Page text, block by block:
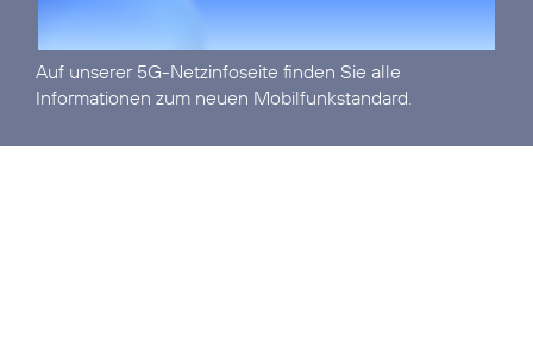
Auf unserer 5G-Netzinfoseite finden Sie alle
Informationen zum neuen Mobilfunkstandard.